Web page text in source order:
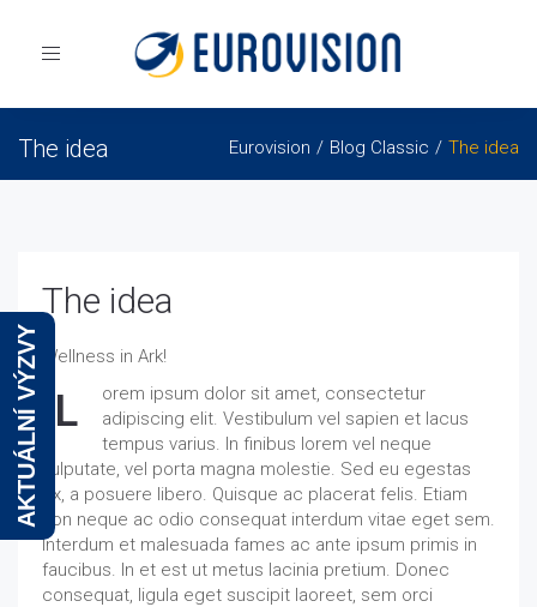
Toggle
The idea Eurovision Blog Classic The idea
The idea
Wellness in Ark!
L
orem ipsum dolor sit amet, consectetur
adipiscing elit. Vestibulum vel sapien et lacus
tempus varius. In finibus lorem vel neque
vulputate, vel porta magna molestie. Sed eu egestas
ex, a posuere libero. Quisque ac placerat felis. Etiam
non neque ac odio consequat interdum vitae eget sem.
Interdum et malesuada fames ac ante ipsum primis in
faucibus. In et est ut metus lacinia pretium. Donec
consequat, ligula eget suscipit laoreet, sem orci
AKTUÁLNÍ VÝZVY